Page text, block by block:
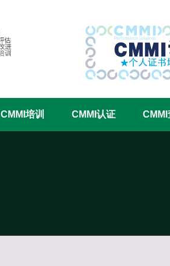
CMMI认证咨询
CMMI培训 CMMI认证 CMMI